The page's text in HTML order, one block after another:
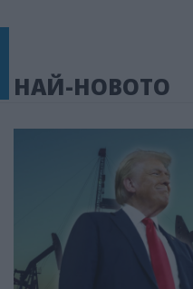
НАЙ-НОВОТО